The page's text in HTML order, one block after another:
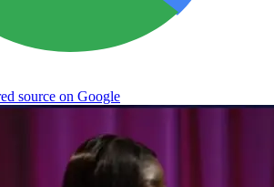
source on Google